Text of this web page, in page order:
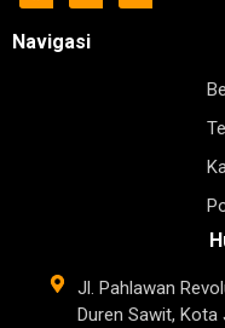
Navigasi
Jl. Pahlawan
Duren Sawit, Kota